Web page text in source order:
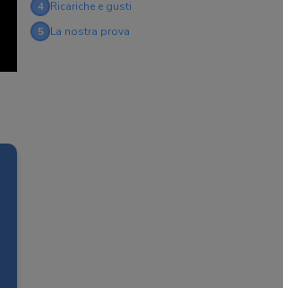
4 Ricariche e gusti
5 La nostra prova